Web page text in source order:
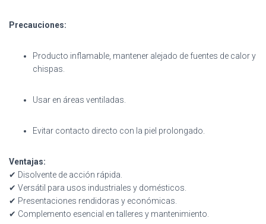
Precauciones:
Producto inflamable, mantener alejado de fuentes de calor y
chispas.
Usar en áreas ventiladas.
Evitar contacto directo con la piel prolongado.
Ventajas:
✔ Disolvente de acción rápida.
✔ Versátil para usos industriales y domésticos.
✔ Presentaciones rendidoras y económicas.
✔ Complemento esencial en talleres y mantenimiento.